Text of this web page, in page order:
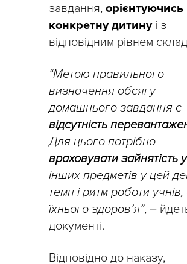
завдання, орієнтуючись
конкретну дитинуі з
відповідним рівнем
“Метою правильного
визначення обсягу
домашнього завдання є
відсутність
Для цього потрібно
враховувати зайнятість
інших предметів у цей
темп і ритм роботи учнів,
їхнього здоров’я”, –
документі.
Відповідно до наказу,